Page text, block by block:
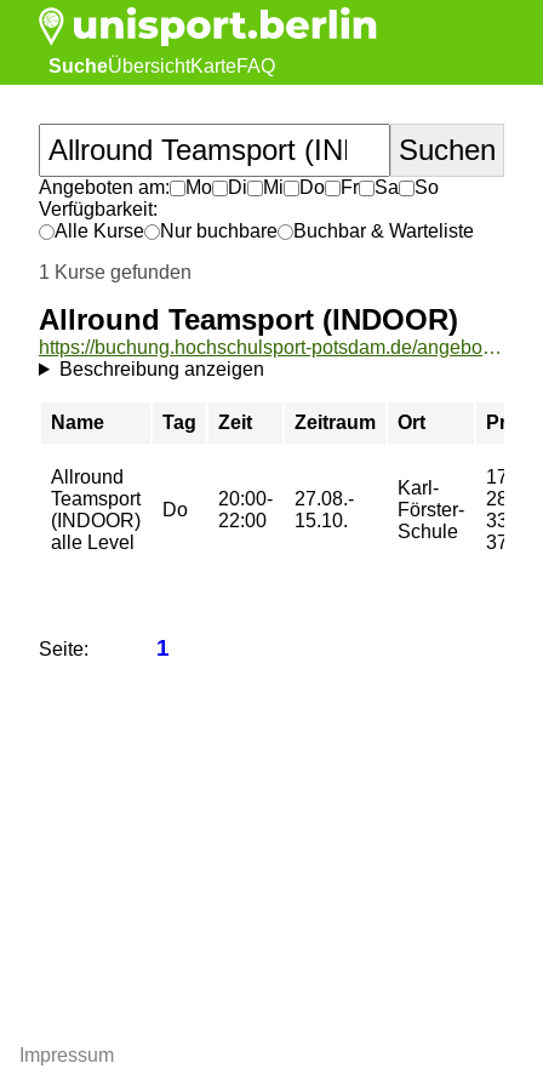
SucheÜbersichtKarteFAQ
Angeboten am: Mo Di Mi Do Fr Sa
So
Verfügbarkeit:
Alle Kurse
Nur buchbare
Buchbar & Warteliste
1 Kurse gefunden
Allround Teamsport (INDOOR)
https://buchung.hochschulsport-potsdam.de/angebote/aktueller_zeitraum/_Allround_Teamsport__INDOOR_.html
Beschreibung anzeigen
Name Tag Zeit Zeitraum Ort Preis
Allround
Teamsport
(INDOOR)
alle Level
Do
20:00-
22:00
27.08.-
15.10.
Karl-
Förster-
Schule
17/
28/
33/
37 €
Seite: 1
Impressum